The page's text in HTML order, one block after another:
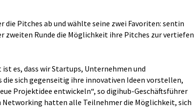
die Pitches ab und wählte seine zwei Favoriten: sentin
zweiten Runde die Möglichkeit ihre Pitches zur vertiefen
es, dass wir Startups, Unternehmen und
die sich gegenseitig ihre innovativen Ideen vorstellen,
Projektidee entwickeln“, so digihub-Geschäftsführer
Networking hatten alle Teilnehmer die Möglichkeit, sich